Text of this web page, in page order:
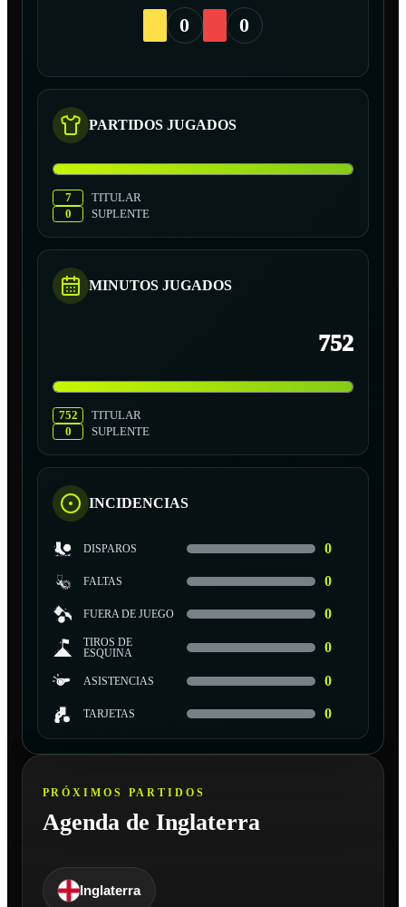
0 0
PARTIDOS JUGADOS
7
TITULAR
0
SUPLENTE
MINUTOS JUGADOS
752
752
TITULAR
0
SUPLENTE
INCIDENCIAS
DISPAROS 0
FALTAS 0
FUERA DE JUEGO 0
TIROS DE
ESQUINA
0
ASISTENCIAS 0
TARJETAS 0
PRÓXIMOS PARTIDOS
Agenda de Inglaterra
Inglaterra